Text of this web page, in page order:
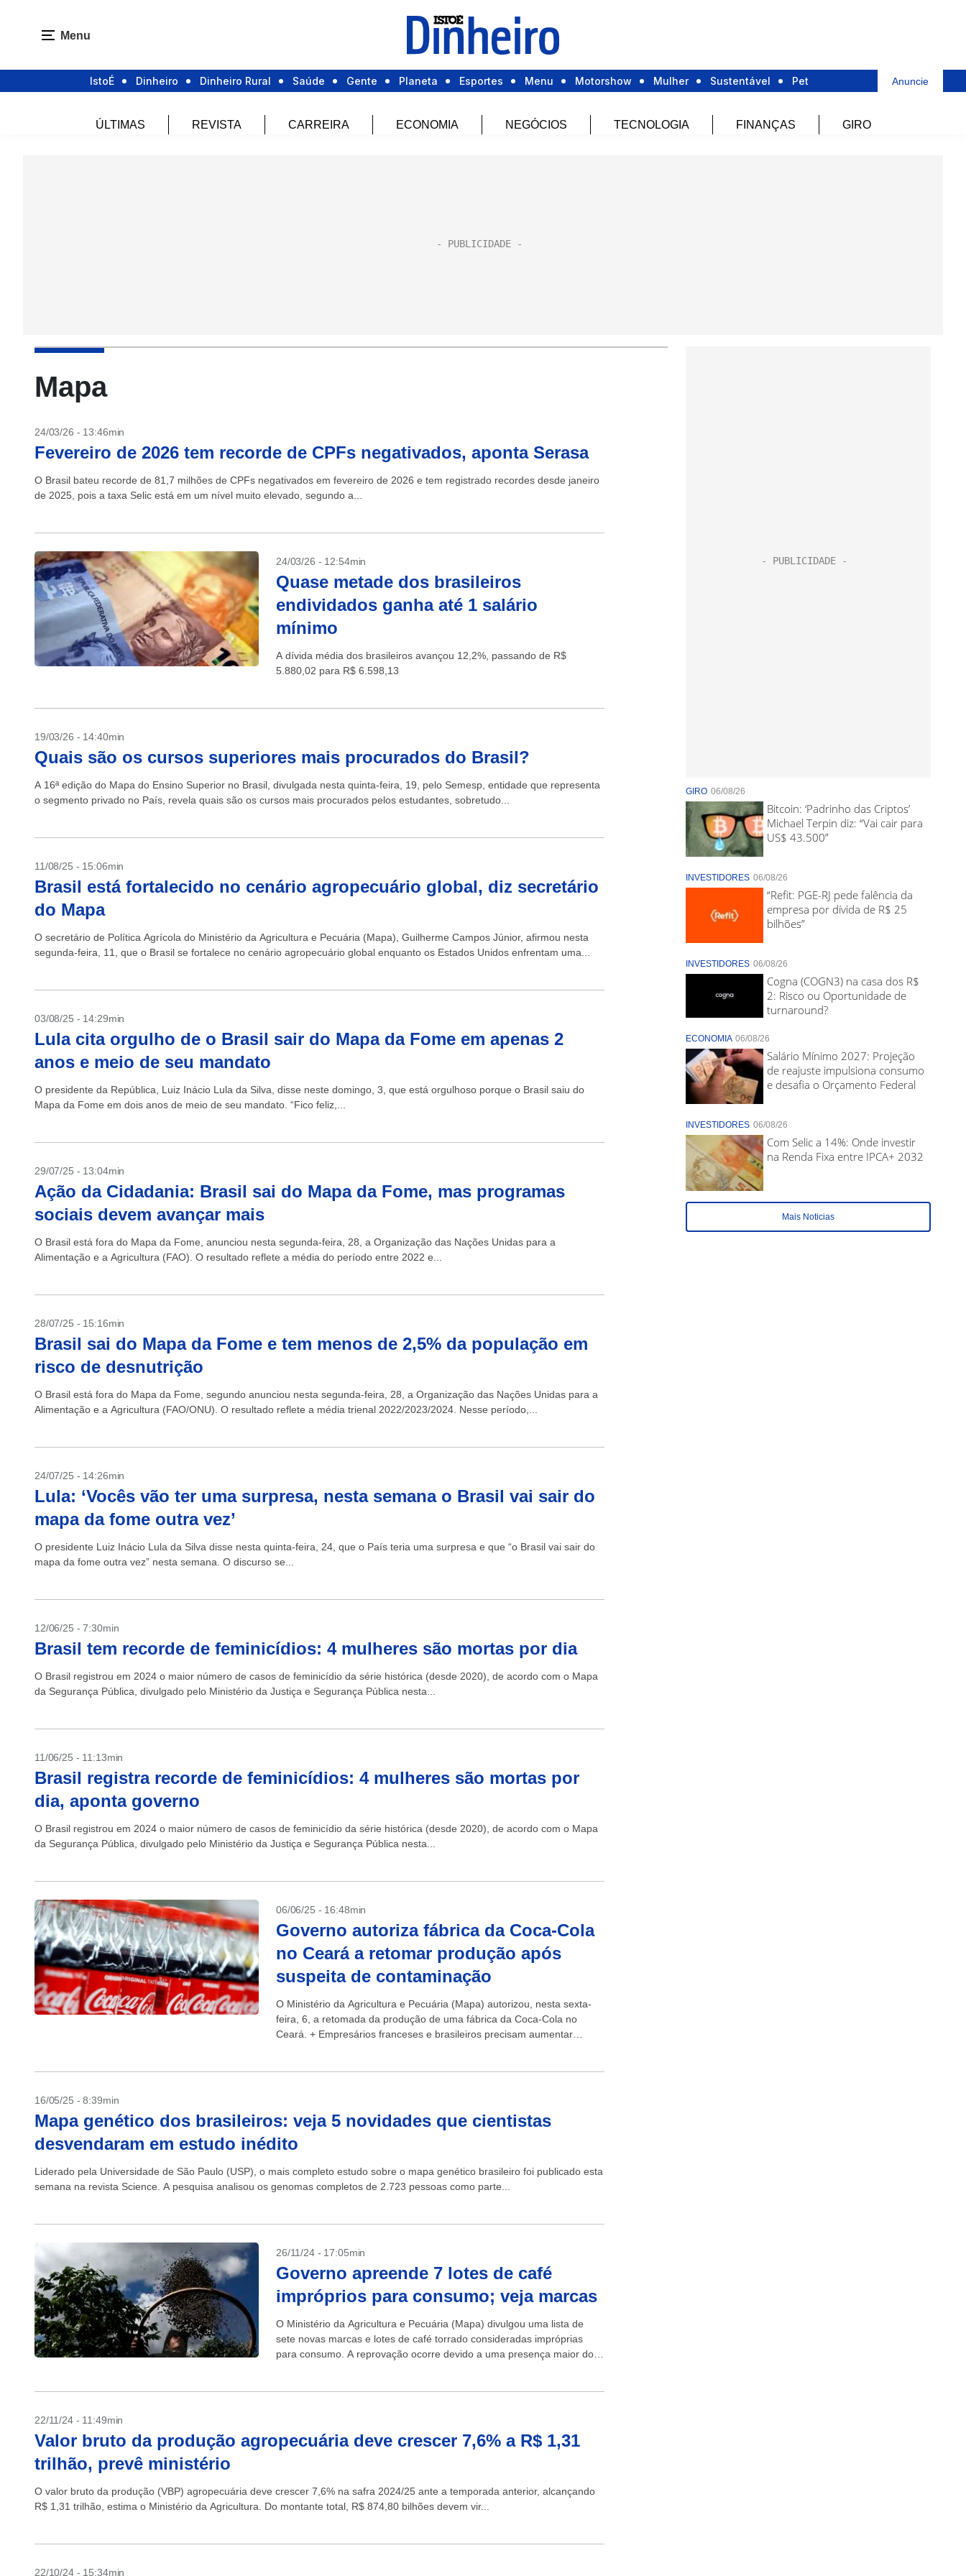
Menu
IstoÉ Dinheiro Dinheiro Rural Saúde Gente Planeta Esportes Menu Motorshow Mulher Sustentável Pet Anuncie
ÚLTIMAS REVISTA CARREIRA ECONOMIA NEGÓCIOS TECNOLOGIA FINANÇAS GIRO
Mapa
24/03/26 - 13:46min
Fevereiro de 2026 tem recorde de CPFs negativados, aponta Serasa
O Brasil bateu recorde de 81,7 milhões de CPFs negativados em fevereiro de 2026 e tem registrado recordes desde janeiro
de 2025, pois a taxa Selic está em um nível muito elevado, segundo a...
24/03/26 - 12:54min
Quase metade dos brasileiros
endividados ganha até 1 salário
mínimo
A dívida média dos brasileiros avançou 12,2%, passando de R$
5.880,02 para R$ 6.598,13
19/03/26 - 14:40min
Quais são os cursos superiores mais procurados do Brasil?
A 16ª edição do Mapa do Ensino Superior no Brasil, divulgada nesta quinta-feira, 19, pelo Semesp, entidade que representa
o segmento privado no País, revela quais são os cursos mais procurados pelos estudantes, sobretudo...
11/08/25 - 15:06min
Brasil está fortalecido no cenário agropecuário global, diz secretário
do Mapa
O secretário de Política Agrícola do Ministério da Agricultura e Pecuária (Mapa), Guilherme Campos Júnior, afirmou nesta
segunda-feira, 11, que o Brasil se fortalece no cenário agropecuário global enquanto os Estados Unidos enfrentam uma...
03/08/25 - 14:29min
Lula cita orgulho de o Brasil sair do Mapa da Fome em apenas 2
anos e meio de seu mandato
O presidente da República, Luiz Inácio Lula da Silva, disse neste domingo, 3, que está orgulhoso porque o Brasil saiu do
Mapa da Fome em dois anos de meio de seu mandato. “Fico feliz,...
29/07/25 - 13:04min
Ação da Cidadania: Brasil sai do Mapa da Fome, mas programas
sociais devem avançar mais
O Brasil está fora do Mapa da Fome, anunciou nesta segunda-feira, 28, a Organização das Nações Unidas para a
Alimentação e a Agricultura (FAO). O resultado reflete a média do período entre 2022 e...
28/07/25 - 15:16min
Brasil sai do Mapa da Fome e tem menos de 2,5% da população em
risco de desnutrição
O Brasil está fora do Mapa da Fome, segundo anunciou nesta segunda-feira, 28, a Organização das Nações Unidas para a
Alimentação e a Agricultura (FAO/ONU). O resultado reflete a média trienal 2022/2023/2024. Nesse período,...
24/07/25 - 14:26min
Lula: ‘Vocês vão ter uma surpresa, nesta semana o Brasil vai sair do
mapa da fome outra vez’
O presidente Luiz Inácio Lula da Silva disse nesta quinta-feira, 24, que o País teria uma surpresa e que “o Brasil vai sair do
mapa da fome outra vez” nesta semana. O discurso se...
12/06/25 - 7:30min
Brasil tem recorde de feminicídios: 4 mulheres são mortas por dia
O Brasil registrou em 2024 o maior número de casos de feminicídio da série histórica (desde 2020), de acordo com o Mapa
da Segurança Pública, divulgado pelo Ministério da Justiça e Segurança Pública nesta...
11/06/25 - 11:13min
Brasil registra recorde de feminicídios: 4 mulheres são mortas por
dia, aponta governo
O Brasil registrou em 2024 o maior número de casos de feminicídio da série histórica (desde 2020), de acordo com o Mapa
da Segurança Pública, divulgado pelo Ministério da Justiça e Segurança Pública nesta...
06/06/25 - 16:48min
Governo autoriza fábrica da Coca-Cola
no Ceará a retomar produção após
suspeita de contaminação
O Ministério da Agricultura e Pecuária (Mapa) autorizou, nesta sexta-
feira, 6, a retomada da produção de uma fábrica da Coca-Cola no
Ceará. + Empresários franceses e brasileiros precisam aumentar
16/05/25 - 8:39min
Mapa genético dos brasileiros: veja 5 novidades que cientistas
desvendaram em estudo inédito
Liderado pela Universidade de São Paulo (USP), o mais completo estudo sobre o mapa genético brasileiro foi publicado esta
semana na revista Science. A pesquisa analisou os genomas completos de 2.723 pessoas como parte...
26/11/24 - 17:05min
Governo apreende 7 lotes de café
impróprios para consumo; veja marcas
O Ministério da Agricultura e Pecuária (Mapa) divulgou uma lista de
sete novas marcas e lotes de café torrado consideradas impróprias
para consumo. A reprovação ocorre devido a uma presença maior do
22/11/24 - 11:49min
Valor bruto da produção agropecuária deve crescer 7,6% a R$ 1,31
trilhão, prevê ministério
O valor bruto da produção (VBP) agropecuária deve crescer 7,6% na safra 2024/25 ante a temporada anterior, alcançando
R$ 1,31 trilhão, estima o Ministério da Agricultura. Do montante total, R$ 874,80 bilhões devem vir...
22/10/24 - 15:34min
GIRO 06/08/26
Bitcoin: ‘Padrinho das Criptos’
Michael Terpin diz: “Vai cair para
US$ 43.500”
INVESTIDORES 06/08/26
“Refit: PGE-RJ pede falência da
empresa por dívida de R$ 25
bilhões”
INVESTIDORES 06/08/26
Cogna (COGN3) na casa dos R$
2: Risco ou Oportunidade de
turnaround?
ECONOMIA 06/08/26
Salário Mínimo 2027: Projeção
de reajuste impulsiona consumo
e desafia o Orçamento Federal
INVESTIDORES 06/08/26
Com Selic a 14%: Onde investir
na Renda Fixa entre IPCA+ 2032
Mais Noticias